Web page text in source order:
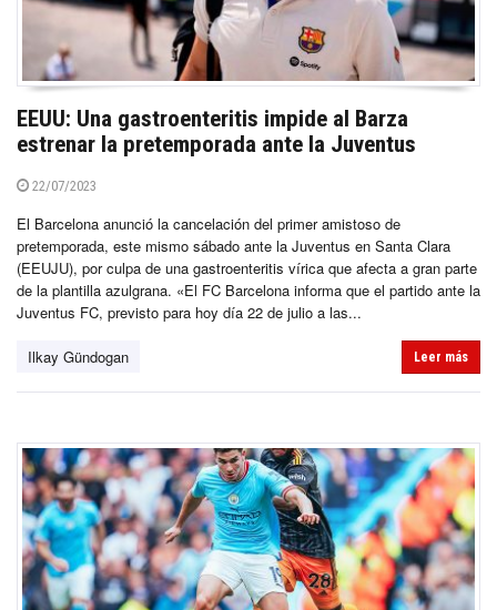
EEUU: Una gastroenteritis impide al Barza
estrenar la pretemporada ante la Juventus
22/07/2023
El Barcelona anunció la cancelación del primer amistoso de
pretemporada, este mismo sábado ante la Juventus en Santa Clara
(EEUJU), por culpa de una gastroenteritis vírica que afecta a gran parte
de la plantilla azulgrana. «El FC Barcelona informa que el partido ante la
Juventus FC, previsto para hoy día 22 de julio a las...
Ilkay Gündogan Leer más